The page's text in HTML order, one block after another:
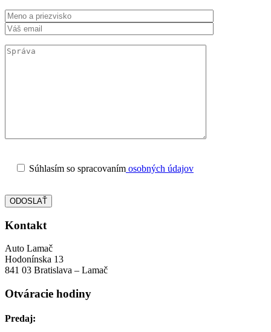
Súhlasím so spracovaním osobných údajov
Kontakt
Auto Lamač
Hodonínska 13
841 03 Bratislava – Lamač
Otváracie hodiny
Predaj: